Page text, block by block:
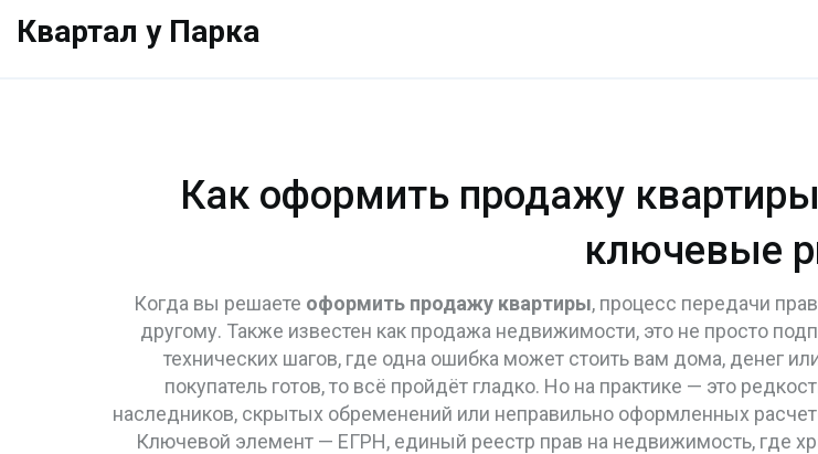
Квартал у Парка
Как оформить продажу
ключевые
Когда вы решаете оформить продажу квартиры, процесс передачи
другому. Также известен как продажа недвижимости, это не просто
технических шагов, где одна ошибка может стоить вам дома, денег
покупатель готов, то всё пройдёт гладко. Но на практике — это
наследников, скрытых обременений или неправильно оформленных
Ключевой элемент — ЕГРН, единый реестр прав на недвижимость, где